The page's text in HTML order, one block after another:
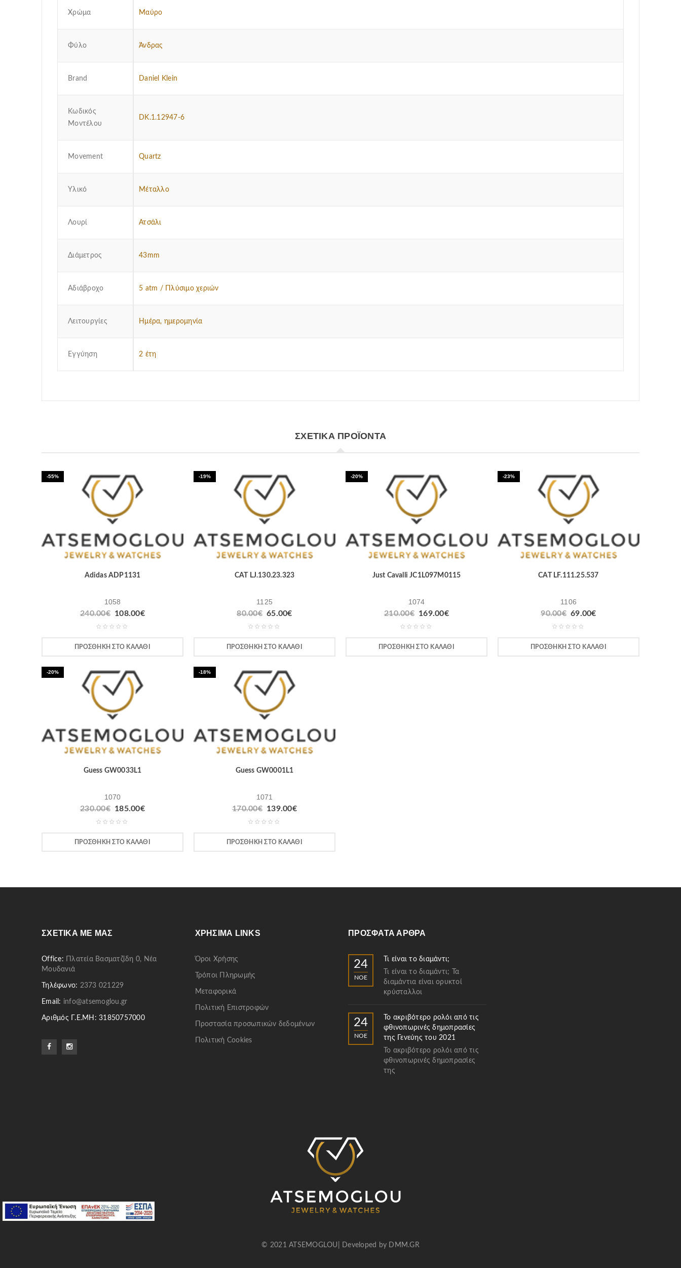
Χρώμα Μαύρο
Φύλο Άνδρας
Brand Daniel Klein
Κωδικός
Μοντέλου
DK.1.12947-6
Μovement Quartz
Υλικό Μέταλλο
Λουρί Ατσάλι
Διάμετρος 43mm
Αδιάβροχο 5 atm / Πλύσιμο χεριών
Λειτουργίες Ημέρα, ημερομηνία
Εγγύηση 2 έτη
ΣΧΕΤΙΚΆ ΠΡΟΪΌΝΤΑ
-55%
Adidas ADP1131
1058
240.00€ 108.00€
ΠΡΟΣΘΉΚΗ ΣΤΟ ΚΑΛΆΘΙ
-19%
CAT LJ.130.23.323
1125
80.00€ 65.00€
ΠΡΟΣΘΉΚΗ ΣΤΟ ΚΑΛΆΘΙ
-20%
Just Cavalli JC1L097M0115
1074
210.00€ 169.00€
ΠΡΟΣΘΉΚΗ ΣΤΟ ΚΑΛΆΘΙ
-23%
CAT LF.111.25.537
1106
90.00€ 69.00€
ΠΡΟΣΘΉΚΗ ΣΤΟ ΚΑΛΆΘΙ
-20%
Guess GW0033L1
1070
230.00€ 185.00€
ΠΡΟΣΘΉΚΗ ΣΤΟ ΚΑΛΆΘΙ
-18%
Guess GW0001L1
1071
170.00€ 139.00€
ΠΡΟΣΘΉΚΗ ΣΤΟ ΚΑΛΆΘΙ
ΣΧΕΤΙΚΆ ΜΕ ΜΑΣ
Office:
Πλατεία Βασματζίδη 0, Νέα
Μουδανιά
Τηλέφωνο: 2373 021229
Email: info@atsemoglou.gr
Αριθμός Γ.Ε.ΜΗ: 31850757000
ΧΡΉΣΙΜΑ LINKS
Όροι Χρήσης
Τρόποι Πληρωμής
Μεταφορικά
Πολιτική Επιστροφών
Προστασία προσωπικών δεδομένων
Πολιτική Cookies
ΠΡΌΣΦΑΤΑ ΆΡΘΡΑ
24
ΝΟΈ
Τι είναι το διαμάντι;
Τι είναι το διαμάντι; Τα
διαμάντια είναι ορυκτοί
κρύσταλλοι
24
ΝΟΈ
Το ακριβότερο ρολόι από τις
φθινοπωρινές δημοπρασίες
της Γενεύης του 2021
Το ακριβότερο ρολόι από τις
φθινοπωρινές δημοπρασίες
της
© 2021 ATSEMOGLOU| Developed by DMM.GR